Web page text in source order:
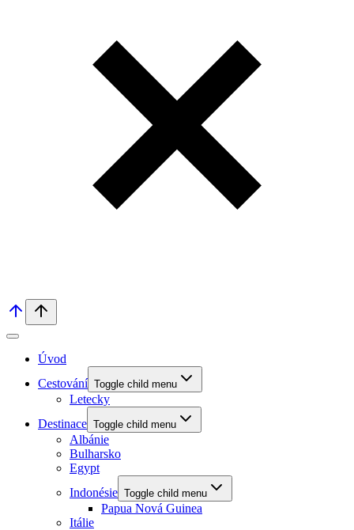
Úvod
Cestování Toggle child menu
Letecky
Destinace Toggle child menu
Albánie
Bulharsko
Egypt
Indonésie Toggle child menu
Papua Nová Guinea
Itálie